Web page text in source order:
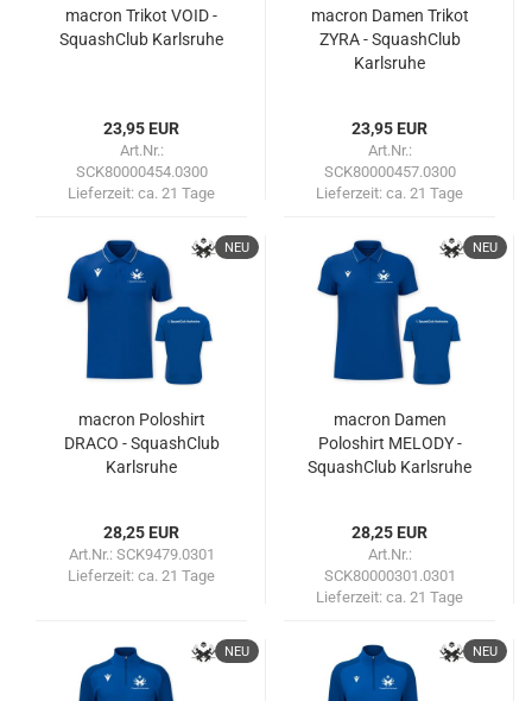
macron Trikot VOID -
SquashClub Karlsruhe
23,95 EUR
Art.Nr.:
SCK80000454.0300
Lieferzeit: ca. 21 Tage
macron Damen Trikot
ZYRA - SquashClub
Karlsruhe
23,95 EUR
Art.Nr.:
SCK80000457.0300
Lieferzeit: ca. 21 Tage
NEU
macron Poloshirt
DRACO - SquashClub
Karlsruhe
28,25 EUR
Art.Nr.: SCK9479.0301
Lieferzeit: ca. 21 Tage
NEU
macron Damen
Poloshirt MELODY -
SquashClub Karlsruhe
28,25 EUR
Art.Nr.:
SCK80000301.0301
Lieferzeit: ca. 21 Tage
NEU NEU